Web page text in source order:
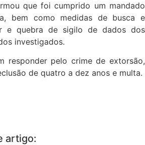
que foi cumprido um mandado
bem como medidas de busca e
e quebra de sigilo de dados dos
investigados.
responder pelo crime de extorsão,
de quatro a dez anos e multa.
artigo: